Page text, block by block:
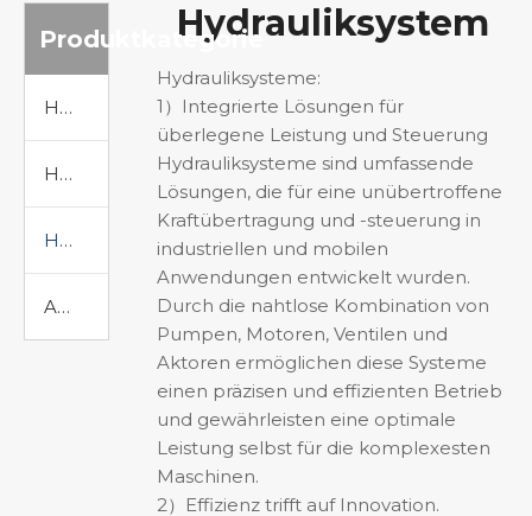
Produktkategorie
Hydraulikmotor
Hydraulikpumpe
Hydrauliksystem
Andere hydraulische Produkte
Hydrauliksystem
Hydrauliksysteme:
1）Integrierte Lösungen für
überlegene Leistung und Steuerung
Hydrauliksysteme sind umfassende
Lösungen, die für eine unübertroffene
Kraftübertragung und -steuerung in
industriellen und mobilen
Anwendungen entwickelt wurden.
Durch die nahtlose Kombination von
Pumpen, Motoren, Ventilen und
Aktoren ermöglichen diese Systeme
einen präzisen und effizienten Betrieb
und gewährleisten eine optimale
Leistung selbst für die komplexesten
Maschinen.
2）Effizienz trifft auf Innovation.